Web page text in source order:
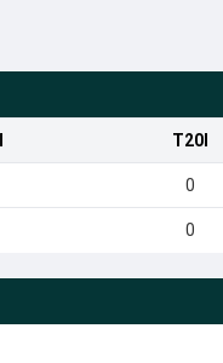
T20I
0
0